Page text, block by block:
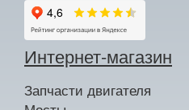
Интернет-магазин
Запчасти двигателя